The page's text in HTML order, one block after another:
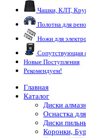
Чашки, КЛТ,
Полотна для
Ножи для
Сопутствующая
Новые Поступления
Рекомендуем!
Главная
Каталог
Диски
Оснастка
Диски
Коронки,